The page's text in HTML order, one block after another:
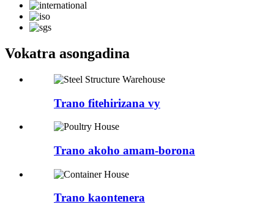
Vokatra asongadina
Trano fitehirizana vy
Trano akoho amam-borona
Trano kaontenera